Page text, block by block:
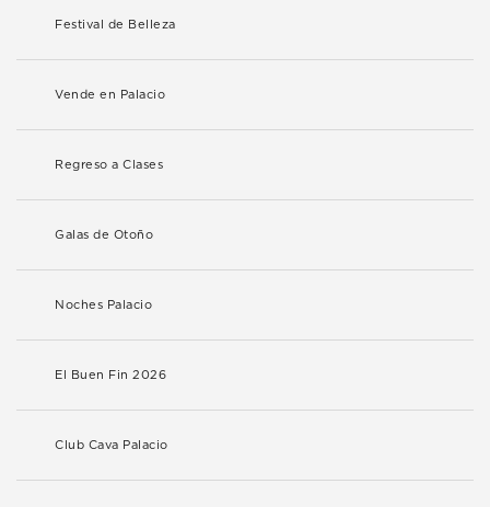
Festival de Belleza
Vende en Palacio
Regreso a Clases
Galas de Otoño
Noches Palacio
El Buen Fin 2026
Club Cava Palacio